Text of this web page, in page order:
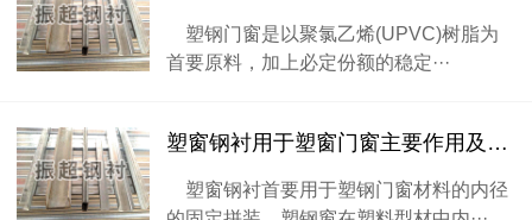
塑钢门窗是以聚氯乙烯(UPVC)树脂为
首要原料，加上必定份额的稳定···
塑窗钢衬用于塑窗门窗主要作用及优势
塑窗钢衬首要用于塑钢门窗材料的内径